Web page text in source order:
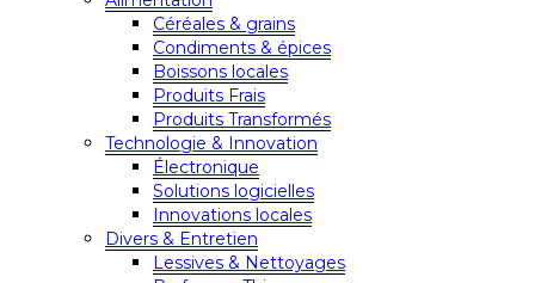
Céréales & grains
Condiments & épices
Boissons locales
Produits Frais
Produits Transformés
Technologie & Innovation
Électronique
Solutions logicielles
Innovations locales
Divers & Entretien
Lessives & Nettoyages